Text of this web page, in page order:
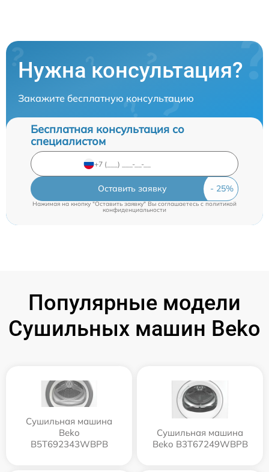
Нужна консультация?
Закажите бесплатную консультацию
Бесплатная консультация со
специалистом
Оставить заявку
Нажимая на кнопку "Оставить заявку" Вы соглашаетесь c политикой
конфиденциальности
Популярные модели
Сушильных машин Beko
Сушильная машина
Beko
B5T692343WBPB
Сушильная машина
Beko B3T67249WBPB